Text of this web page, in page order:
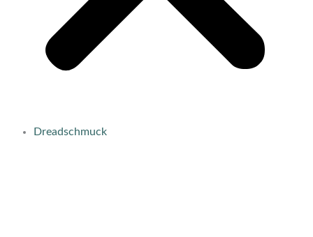
Dreadschmuck